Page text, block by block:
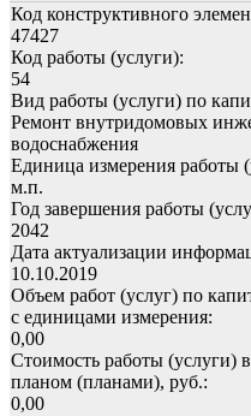
Код конструктивного
47427
Код работы (услуги):
54
Вид работы (услуги) по
Ремонт внутридомовых
водоснабжения
Единица измерения работы
м.п.
Год завершения работы
2042
Дата актуализации
10.10.2019
Объем работ (услуг) по
с единицами измерения:
0,00
Стоимость работы (услуги)
планом (планами), руб.:
0,00